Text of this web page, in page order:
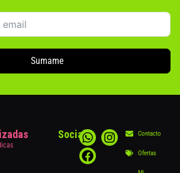
Sumame
Social Contacto
Ofertas